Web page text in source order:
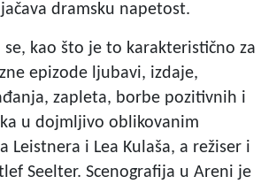
dramsku napetost.
se, kao što je to karakteristično za
epizode ljubavi, izdaje,
zapleta, borbe pozitivnih i
u dojmljivo oblikovanim
Leistnera i Lea Kulaša, a režiser i
Seelter. Scenografija u Areni je